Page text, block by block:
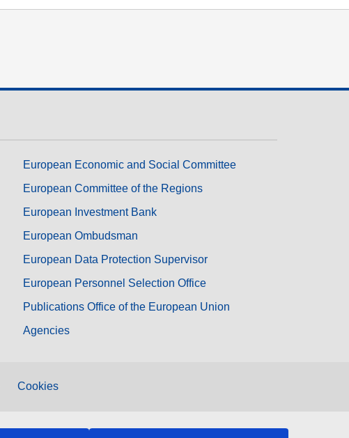
European Economic and Social Committee
European Committee of the Regions
European Investment Bank
European Ombudsman
European Data Protection Supervisor
European Personnel Selection Office
Publications Office of the European Union
Agencies
Cookies